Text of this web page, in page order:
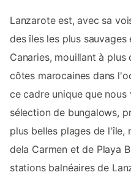
Lanzarote est, avec sa
des îles les plus
Canaries, mouillant à
côtes marocaines dans
ce cadre unique que
sélection de bungalows,
plus belles plages de l'île,
dela Carmen et de Playa
stations balnéaires de